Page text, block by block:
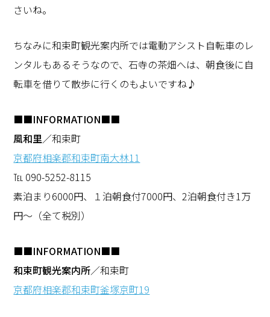
さいね。
ちなみに和束町観光案内所では電動アシスト自転車のレ
ンタルもあるそうなので、石寺の茶畑へは、朝食後に自
転車を借りて散歩に行くのもよいですね♪
■■INFORMATION■■
風和里／和束町
京都府相楽郡和束町南大林11
℡ 090-5252-8115
素泊まり6000円、１泊朝食付7000円、2泊朝食付き1万
円～（全て税別）
■■INFORMATION■■
和束町観光案内所／和束町
京都府相楽郡和束町釜塚京町19